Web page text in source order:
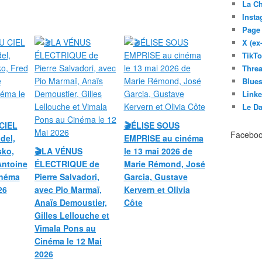
🎬LA VÉNUS
ÉLECTRIQUE de
Pierre Salvadori,
avec Pio Marmaï,
Anaïs Demoustier,
Gilles Lellouche et
Vimala Pons au
Cinéma le 12 Mai
2026
🎬ÉLISE SOUS
EMPRISE au cinéma
le 13 mai 2026 de
Marie Rémond, José
Garcia, Gustave
Kervern et Olivia
Côte
La
X
Le